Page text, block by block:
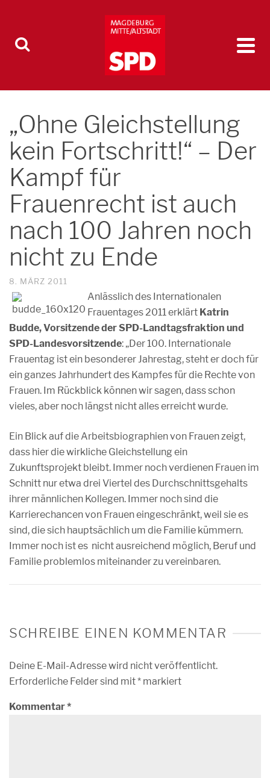
„Ohne Gleichstellung
kein Fortschritt!“ – Der
Kampf für
Frauenrecht ist auch
nach 100 Jahren noch
nicht zu Ende
8. MÄRZ 2011
Anlässlich des Internationalen
Frauentages 2011 erklärt Katrin
Budde, Vorsitzende der SPD-Landtagsfraktion und
SPD-Landesvorsitzende: „Der 100. Internationale
Frauentag ist ein besonderer Jahrestag, steht er doch für
ein ganzes Jahrhundert des Kampfes für die Rechte von
Frauen. Im Rückblick können wir sagen, dass schon
vieles, aber noch längst nicht alles erreicht wurde.
Ein Blick auf die Arbeitsbiographien von Frauen zeigt,
dass hier die wirkliche Gleichstellung ein
Zukunftsprojekt bleibt. Immer noch verdienen Frauen im
Schnitt nur etwa drei Viertel des Durchschnittsgehalts
ihrer männlichen Kollegen. Immer noch sind die
Karrierechancen von Frauen eingeschränkt, weil sie es
sind, die sich hauptsächlich um die Familie kümmern.
Immer noch ist es nicht ausreichend möglich, Beruf und
Familie problemlos miteinander zu vereinbaren.
SCHREIBE EINEN KOMMENTAR
Deine E-Mail-Adresse wird nicht veröffentlicht.
Erforderliche Felder sind mit* markiert
Kommentar*